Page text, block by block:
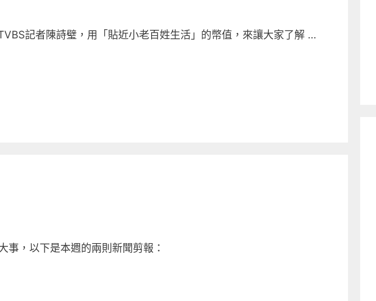
記者陳詩璧，用「貼近小老百姓生活」的幣值，來讓大家了解 …
事，以下是本週的兩則新聞剪報：